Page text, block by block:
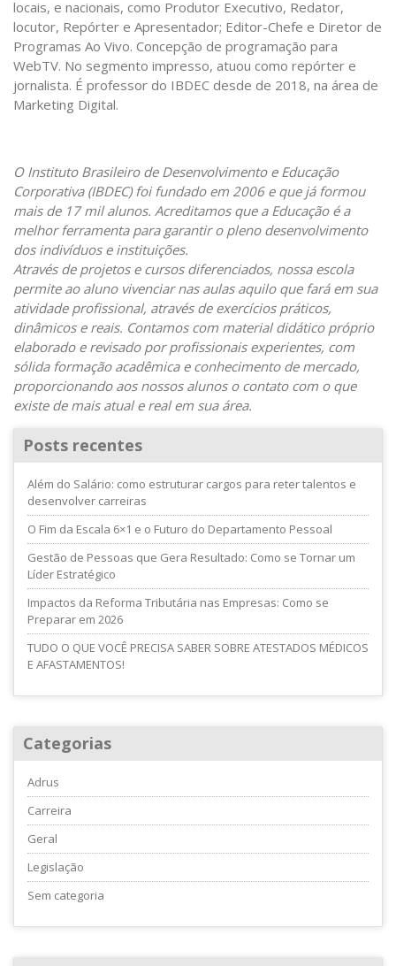
locais, e nacionais, como Produtor Executivo, Redator,
locutor, Repórter e Apresentador; Editor-Chefe e Diretor de
Programas Ao Vivo. Concepção de programação para
WebTV. No segmento impresso, atuou como repórter e
jornalista. É professor do IBDEC desde de 2018, na área de
Marketing Digital.
O Instituto Brasileiro de Desenvolvimento e Educação
Corporativa (IBDEC) foi fundado em 2006 e que já formou
mais de 17 mil alunos. Acreditamos que a Educação é a
melhor ferramenta para garantir o pleno desenvolvimento
dos indivíduos e instituições.
Através de projetos e cursos diferenciados, nossa escola
permite ao aluno vivenciar nas aulas aquilo que fará em sua
atividade profissional, através de exercícios práticos,
dinâmicos e reais. Contamos com material didático próprio
elaborado e revisado por profissionais experientes, com
sólida formação acadêmica e conhecimento de mercado,
proporcionando aos nossos alunos o contato com o que
existe de mais atual e real em sua área.
Posts recentes
Além do Salário: como estruturar cargos para reter talentos e
desenvolver carreiras
O Fim da Escala 6×1 e o Futuro do Departamento Pessoal
Gestão de Pessoas que Gera Resultado: Como se Tornar um
Líder Estratégico
Impactos da Reforma Tributária nas Empresas: Como se
Preparar em 2026
TUDO O QUE VOCÊ PRECISA SABER SOBRE ATESTADOS MÉDICOS
E AFASTAMENTOS!
Categorias
Adrus
Carreira
Geral
Legislação
Sem categoria